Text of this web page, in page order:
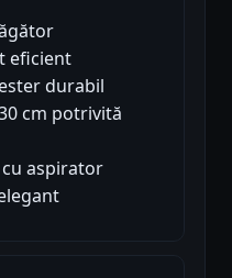
eficient
durabil
cm potrivită
aspirator